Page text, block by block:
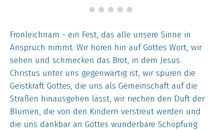
Fronleichnam - ein Fest, das alle unsere Sinne in
Anspruch nimmt. Wir hören hin auf Gottes Wort, wir
sehen und schmecken das Brot, in dem Jesus
Christus unter uns gegenwärtig ist, wir spüren die
Geistkraft Gottes, die uns als Gemeinschaft auf die
Straßen hinausgehen lässt, wir riechen den Duft der
Blumen, die von den Kindern verstreut werden und
die uns dankbar an Gottes wunderbare Schöpfung